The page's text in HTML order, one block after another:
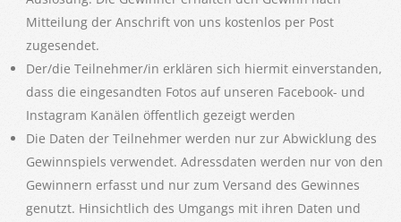
Mitteilung der Anschrift von uns kostenlos per Post
zugesendet.
Der/die Teilnehmer/in erklären sich hiermit einverstanden,
dass die eingesandten Fotos auf unseren Facebook- und
Instagram Kanälen öffentlich gezeigt werden
Die Daten der Teilnehmer werden nur zur Abwicklung des
Gewinnspiels verwendet. Adressdaten werden nur von den
Gewinnern erfasst und nur zum Versand des Gewinnes
genutzt. Hinsichtlich des Umgangs mit ihren Daten und